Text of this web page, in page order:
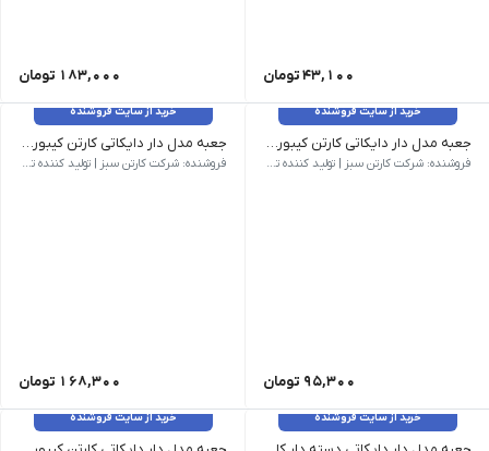
43,100تومان 183,000 تومان
خرید از سایت فروشنده
جعبه مدل دار دایکاتی کارتن کیبوردی کد CS-D27-12 وزن 155 گرم | ابعاد بیرونی 615 × 145 × 55 میلی‌متر | نام کالا جعبه مدل دار دایکاتی کارتن کیبوردی کد CS-D27-12 | شناسه محصول CS-D27-12 | مدل فنی D27 | روش ساخت دایکاتی | تعداد لایه سه لایه | نوع فلوت E | رنگ رویه قهوه ای | کیفیت درجه یک
فروشنده: شرکت کارتن سبز | تولید کننده تخصصی کارتن و جعبه
95,300 تومان
خرید از سایت فروشنده
جعبه مدل دار دایکاتی کارتن کیبوردی کد CS-D27-13 وزن 326 گرم | ابعاد بیرونی 710 × 290 × 80 میلی‌متر | نام کالا جعبه مدل دار دایکاتی کارتن کیبوردی کد CS-D27-13 | شناسه محصول CS-D27-13 | مدل فنی D27 | روش ساخت دایکاتی | تعداد لایه سه لایه | نوع فلوت B | رنگ رویه قهوه ای کیفیت درجه یک
فروشنده: شرکت کارتن سبز | تولید کننده تخصصی کارتن و جعبه
168,300 تومان
خرید از سایت فروشنده خرید از سایت فروشنده